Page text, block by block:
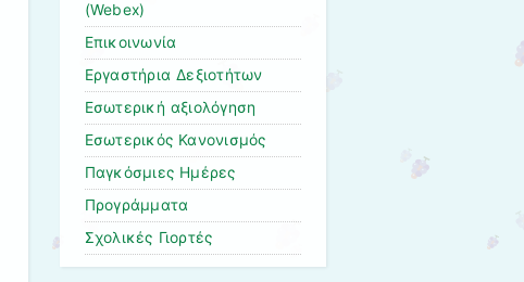
(Webex)
Επικοινωνία
Εργαστήρια Δεξιοτήτων
Εσωτερική αξιολόγηση
Εσωτερικός Κανονισμός
Παγκόσμιες Ημέρες
Προγράμματα
Σχολικές Γιορτές